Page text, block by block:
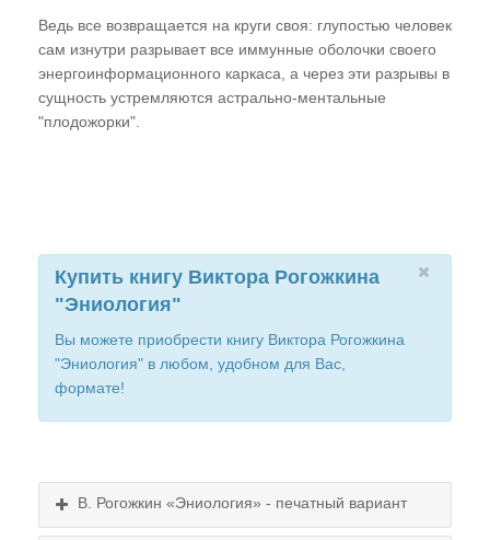
Ведь все возвращается на круги своя: глупостью человек
сам изнутри разрывает все иммунные оболочки своего
энергоинформационного каркаса, а через эти разрывы в
сущность устремляются астрально-ментальные
"плодожорки".
Купить книгу Виктора Рогожкина
"Эниология"
Вы можете приобрести книгу Виктора Рогожкина
"Эниология" в любом, удобном для Вас,
формате!
В. Рогожкин «Эниология» - печатный вариант